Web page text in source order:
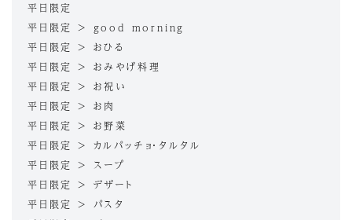
平日限定
平日限定 > good morning
平日限定 > おひる
平日限定 > おみやげ料理
平日限定 > お祝い
平日限定 > お肉
平日限定 > お野菜
平日限定 > カルパッチョ・タルタル
平日限定 > スープ
平日限定 > デザート
平日限定 > パスタ